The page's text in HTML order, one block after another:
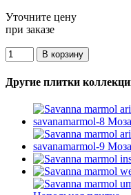
Уточните цену
при заказе
Другие плитки